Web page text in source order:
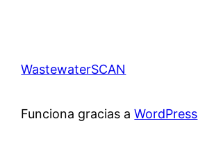
WastewaterSCAN
Funciona gracias aWordPress